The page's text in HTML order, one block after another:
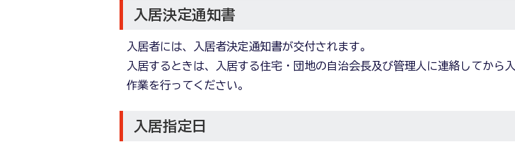
入居決定通知書
入居者には、入居者決定通知書が交付されます。
入居するときは、入居する住宅・団地の自治会長及び管理人に連絡してから
作業を行ってください。
入居指定日